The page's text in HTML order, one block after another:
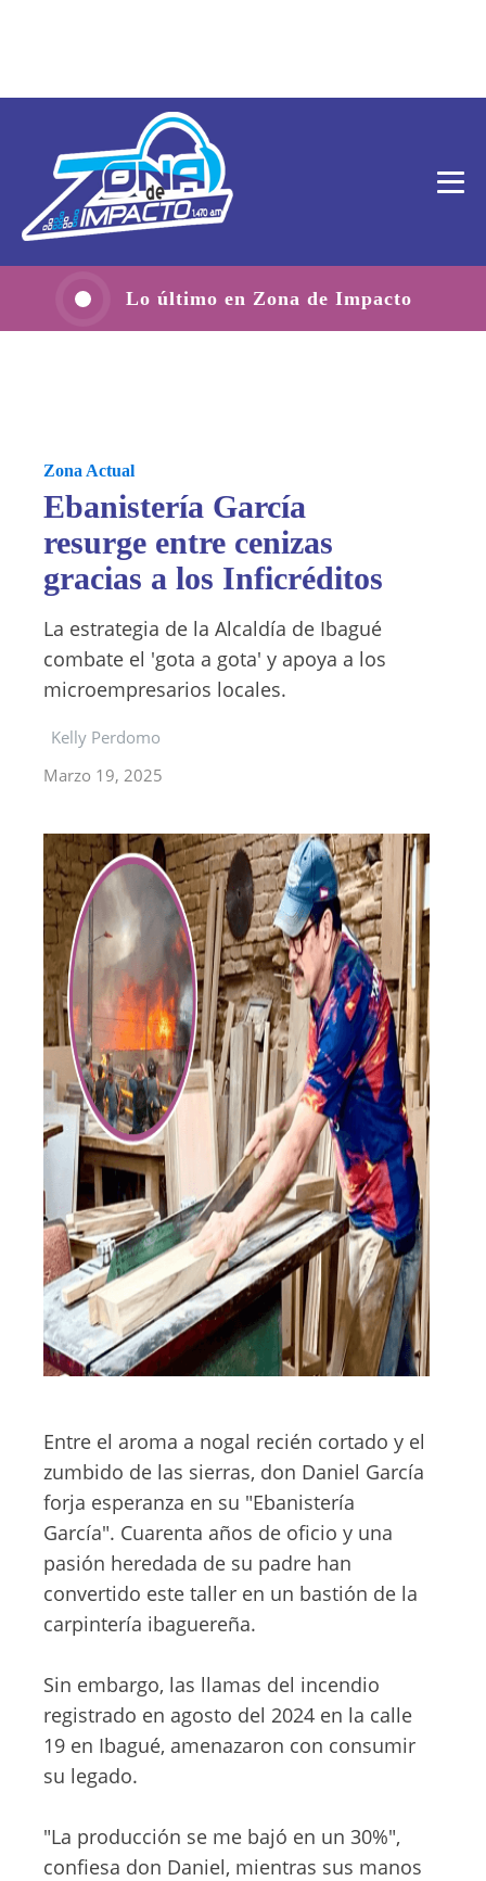
Lo último en Zona de Impacto
Zona Actual
Ebanistería García
resurge entre cenizas
gracias a los Inficréditos
La estrategia de la Alcaldía de Ibagué
combate el 'gota a gota' y apoya a los
microempresarios locales.
Kelly Perdomo
Marzo 19, 2025
Entre el aroma a nogal recién cortado y el
zumbido de las sierras, don Daniel García
forja esperanza en su "Ebanistería
García". Cuarenta años de oficio y una
pasión heredada de su padre han
convertido este taller en un bastión de la
carpintería ibaguereña.
Sin embargo, las llamas del incendio
registrado en agosto del 2024 en la calle
19 en Ibagué, amenazaron con consumir
su legado.
"La producción se me bajó en un 30%",
confiesa don Daniel, mientras sus manos